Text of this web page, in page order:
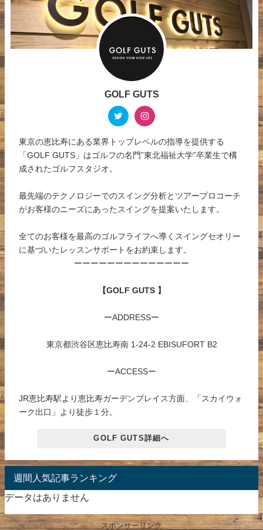
GOLF GUTS
東京の恵比寿にある業界トップレベルの指導を提供する
「GOLF GUTS」はゴルフの名門”東北福祉大学”卒業生で構
成されたゴルフスタジオ。
最先端のテクノロジーでのスイング分析とツアープロコーチ
がお客様のニーズにあったスイングを提案いたします。
全てのお客様を最高のゴルフライフへ導くスイングセオリー
に基づいたレッスンサポートをお約束します。
ーーーーーーーーーーーーーー
【GOLF GUTS 】
ーADDRESSー
東京都渋谷区恵比寿南 1-24-2 EBISUFORT B2
ーACCESSー
JR恵比寿駅より恵比寿ガーデンプレイス方面、「スカイウォ
ーク出口」より徒歩１分。
GOLF GUTS詳細へ
週間人気記事ランキング
データはありません
スポンサーリンク